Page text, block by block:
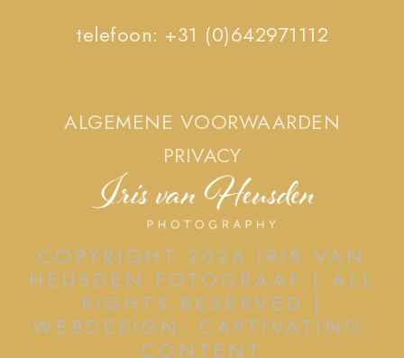
telefoon: +31 (0)642971112
ALGEMENE VOORWAARDEN
PRIVACY
COPYRIGHT 2026 IRIS VAN
HEUSDEN FOTOGRAAF | ALL
RIGHTS RESERVED |
WEBDESIGN: CAPTIVATING-
CONTENT